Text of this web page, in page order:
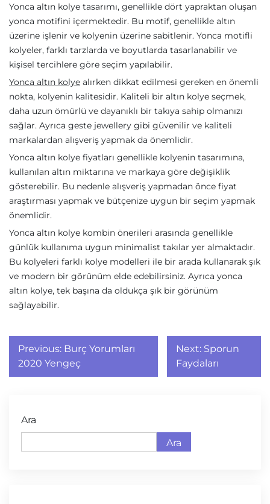
Yonca altın kolye tasarımı, genellikle dört yapraktan oluşan
yonca motifini içermektedir. Bu motif, genellikle altın
üzerine işlenir ve kolyenin üzerine sabitlenir. Yonca motifli
kolyeler, farklı tarzlarda ve boyutlarda tasarlanabilir ve
kişisel tercihlere göre seçim yapılabilir.
Yonca altın kolye alırken dikkat edilmesi gereken en önemli
nokta, kolyenin kalitesidir. Kaliteli bir altın kolye seçmek,
daha uzun ömürlü ve dayanıklı bir takıya sahip olmanızı
sağlar. Ayrıca geste jewellery gibi güvenilir ve kaliteli
markalardan alışveriş yapmak da önemlidir.
Yonca altın kolye fiyatları genellikle kolyenin tasarımına,
kullanılan altın miktarına ve markaya göre değişiklik
gösterebilir. Bu nedenle alışveriş yapmadan önce fiyat
araştırması yapmak ve bütçenize uygun bir seçim yapmak
önemlidir.
Yonca altın kolye kombin önerileri arasında genellikle
günlük kullanıma uygun minimalist takılar yer almaktadır.
Bu kolyeleri farklı kolye modelleri ile bir arada kullanarak şık
ve modern bir görünüm elde edebilirsiniz. Ayrıca yonca
altın kolye, tek başına da oldukça şık bir görünüm
sağlayabilir.
Yazı
gezinmesi
Previous: Burç Yorumları
2020 Yengeç
Next: Sporun
Faydaları
Ara
Ara